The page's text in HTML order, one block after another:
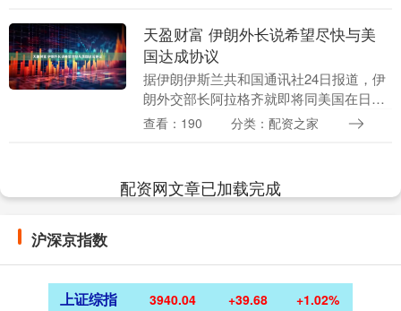
2025年6....
天盈财富 伊朗外长说希望尽快与美
国达成协议
据伊朗伊斯兰共和国通讯社24日报道，伊
朗外交部长阿拉格齐就即将同美国在日内
瓦举行新一轮谈判表示，伊朗希望尽快达
查看：190 分类：配资之家
配资网文章已加载完成
沪深京指数
上证综指 3940.04 +39.68 +1.02%